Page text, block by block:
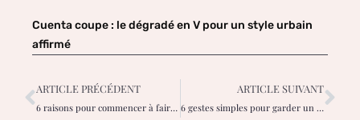
Cuenta coupe : le dégradé en V pour un style urbain
affirmé
ARTICLE PRÉCÉDENT
6 raisons pour commencer à faire sa lessive maison !
ARTICLE SUIVANT
6 gestes simples pour garder un visage sain et jeune